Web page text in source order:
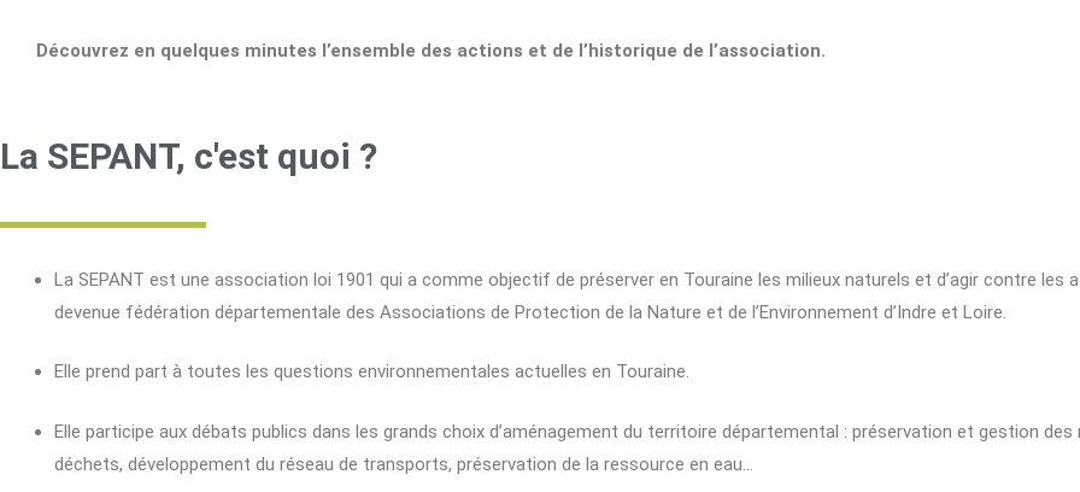
Découvrez en quelques minutes l’ensemble des actions et de l’historique de l’association.
La SEPANT, c'est quoi ?
La SEPANT est une association loi 1901 qui a comme objectif de préserver en Touraine les milieux naturels et d’agir contre les
devenue fédération départementale des Associations de Protection de la Nature et de l’Environnement d’Indre et Loire.
Elle prend part à toutes les questions environnementales actuelles en Touraine.
Elle participe aux débats publics dans les grands choix d’aménagement du territoire départemental : préservation et gestion
déchets, développement du réseau de transports, préservation de la ressource en eau…